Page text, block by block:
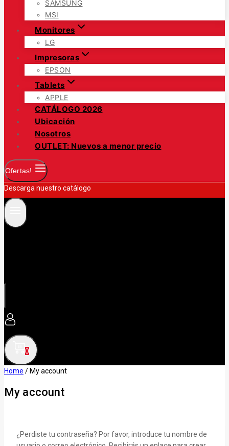
SAMSUNG
MSI
Monitores
LG
Impresoras
EPSON
Tablets
APPLE
CATÁLOGO 2026
Ubicación
Nosotros
OUTLET: Nuevos a menor precio
Ofertas!
Descarga nuestro catálogo
0
Home / My account
My account
¿Perdiste tu contraseña? Por favor, introduce tu nombre de